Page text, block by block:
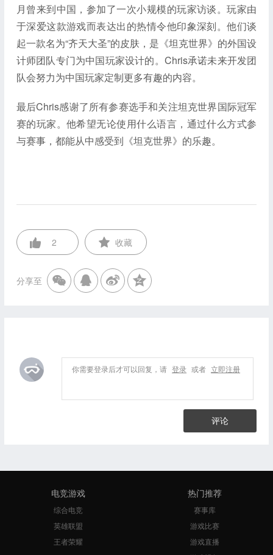
月曾来到中国，参加了一次小规模的玩家访谈。玩家由
于深爱这款游戏而表达出的热情令他印象深刻。他们谈
起一款名为“齐天大圣”的皮肤，是《坦克世界》的外国设
计师团队专门为中国玩家设计的。Chris承诺未来开发团
队会努力为中国玩家定制更多有趣的内容。
最后Chris感谢了所有参赛选手和关注坦克世界国际冠军
赛的玩家。他希望无论使用什么语言，通过什么方式参
与赛事，都能从中感受到《坦克世界》的乐趣。
2 收藏
分享至
你需要登录后才可以回复，请 登录 或者 立即注册
评论
电竞游戏
综合电竞
英雄联盟
王者荣耀
热门推荐
赛事库
游戏比赛
游戏直播